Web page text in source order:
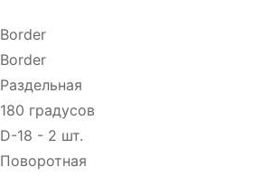
Border
Border
Раздельная
180 градусов
D-18 - 2 шт.
Поворотная